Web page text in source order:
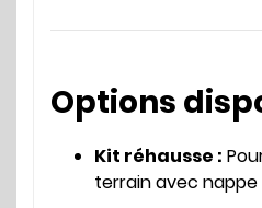
Options
Kit réhausse :
terrain avec